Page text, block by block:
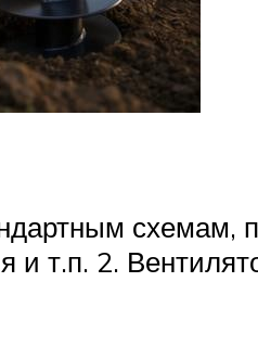
и т.п. 2.